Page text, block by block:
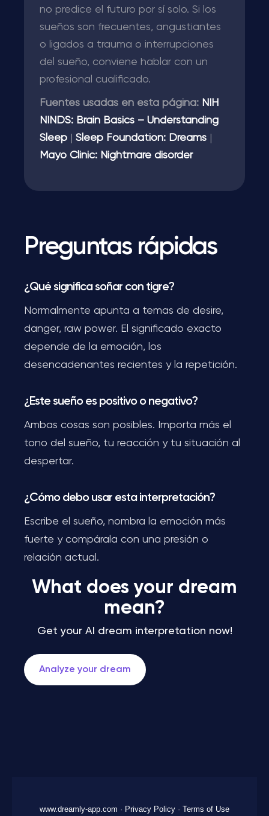
no predice el futuro por sí solo. Si los
sueños son frecuentes, angustiantes
o ligados a trauma o interrupciones
del sueño, conviene hablar con un
profesional cualificado.
Fuentes usadas en esta página: NIH
NINDS: Brain Basics – Understanding
Sleep
Sleep Foundation: Dreams
Mayo Clinic: Nightmare disorder
Preguntas rápidas
¿Qué significa soñar con tigre?
Normalmente apunta a temas de desire,
danger, raw power. El significado exacto
depende de la emoción, los
desencadenantes recientes y la repetición.
¿Este sueño es positivo o negativo?
Ambas cosas son posibles. Importa más el
tono del sueño, tu reacción y tu situación al
despertar.
¿Cómo debo usar esta interpretación?
Escribe el sueño, nombra la emoción más
fuerte y compárala con una presión o
relación actual.
What does your dream
mean?
Get your AI dream interpretation now!
Analyze your dream
www.dreamly-app.com · Privacy Policy · Terms of Use